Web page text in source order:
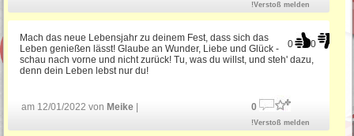
!Verstoß melden
0 0
Mach das neue Lebensjahr zu deinem Fest, dass sich das
Leben genießen lässt! Glaube an Wunder, Liebe und Glück -
schau nach vorne und nicht zurück! Tu, was du willst, und steh' dazu,
denn dein Leben lebst nur du!
am 12/01/2022 von Meike 0
!Verstoß melden